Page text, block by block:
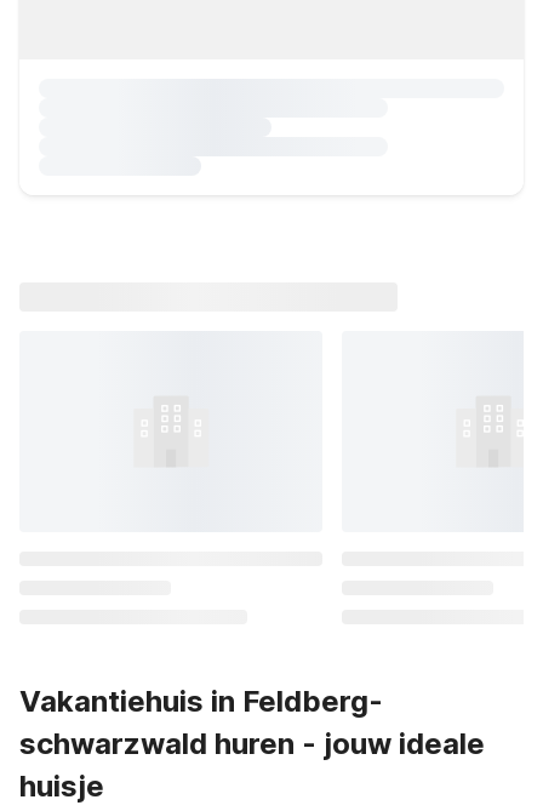
Vakantiehuis in Feldberg-
schwarzwald huren - jouw ideale
huisje